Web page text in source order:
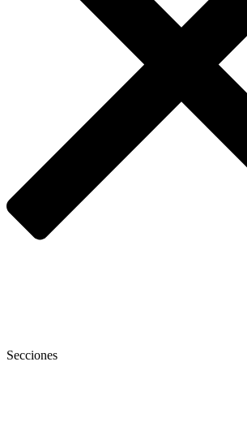
Secciones